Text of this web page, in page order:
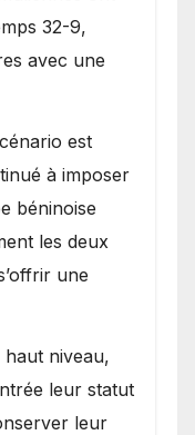
32-9,
avec une
est
à imposer
béninoise
les deux
une
niveau,
leur statut
leur